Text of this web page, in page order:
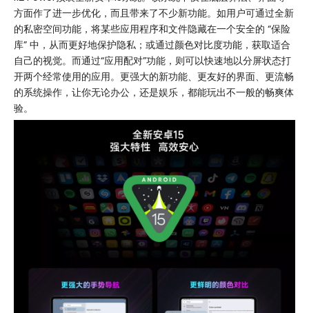
方面作了进一步优化，而且带来了不少新功能。如用户可通过全新
的私密空间功能，将某些应用程序和文件隐藏在一个安全的 “保险
库” 中，从而更好地保护隐私；或通过颜色对比度功能，获取适合
自己的视觉。而通过“应用配对”功能，则可以快速地以分屏状态打
开两个经常使用的应用。更强大的新功能、更友好的界面、更流畅
的系统操作，让你无论办公，还是娱乐，都能玩出不一般的畅爽体
验。